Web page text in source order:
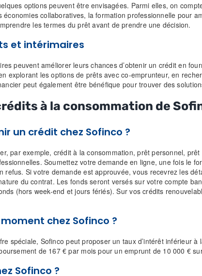
options peuvent être envisagées. Parmi elles, on
économies collaboratives, la formation professionnelle pour
les termes du prêt avant de prendre une décision.
et intérimaires
peuvent améliorer leurs chances d’obtenir un crédit en
explorant les options de prêts avec co-emprunteur, en
peut également être bénéfique pour trouver des
à la consommation de
un crédit chez Sofinco ?
par exemple, crédit à la consommation, prêt personnel,
Soumettez votre demande en ligne, une fois le
Si votre demande est approuvée, vous recevrez les
du contrat. Les fonds seront versés sur votre compte
(hors week-end et jours fériés). Sur vos crédits
chez Sofinco ?
spéciale, Sofinco peut proposer un taux d’intérêt inférieur
de 167 € par mois pour un emprunt de 10 000 €
Sofinco ?